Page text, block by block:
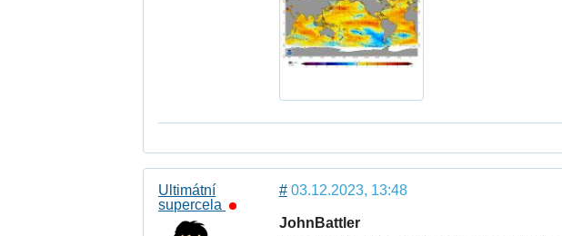
Ultimátní
supercela
#03.12.2023, 13:48
JohnBattler